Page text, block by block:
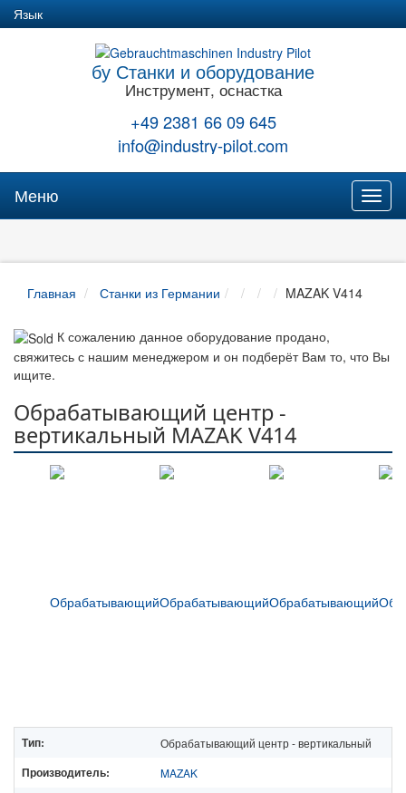
Язык
бу Станки и оборудование
Инструмент, оснастка
+49 2381 66 09 645
info@industry-pilot.com
Меню
Главная Станки из Германии MAZAK V414
К сожалению данное оборудование продано,
свяжитесь с нашим менеджером и он подберёт Вам то, что Вы
ищите.
Обрабатывающий центр -
вертикальный MAZAK V414
Тип: Обрабатывающий центр - вертикальный
Производитель: MAZAK